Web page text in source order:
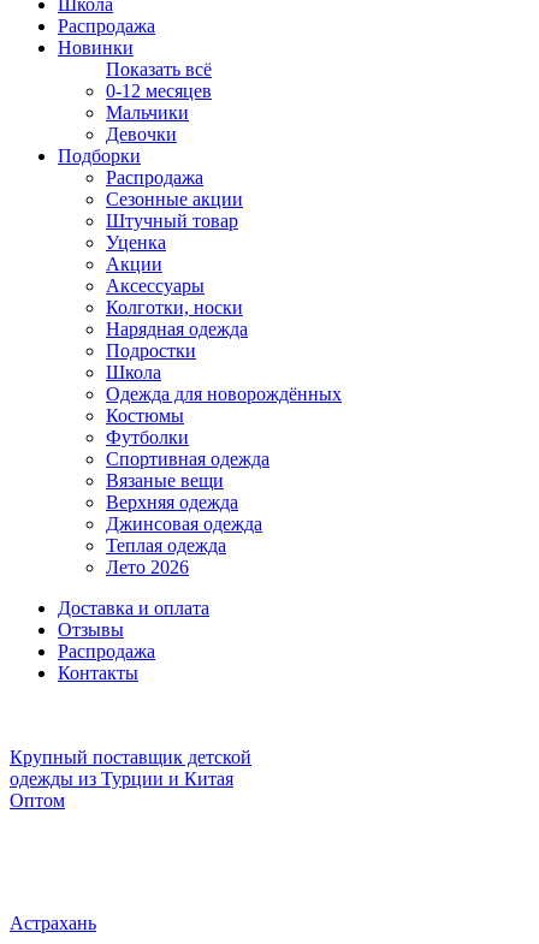
Школа
Распродажа
Новинки
Показать всё
0-12 месяцев
Мальчики
Девочки
Подборки
Распродажа
Сезонные акции
Штучный товар
Уценка
Акции
Аксессуары
Колготки, носки
Нарядная одежда
Подростки
Школа
Одежда для новорождённых
Костюмы
Футболки
Спортивная одежда
Вязаные вещи
Верхняя одежда
Джинсовая одежда
Теплая одежда
Лето 2026
Доставка и оплата
Отзывы
Распродажа
Контакты
Крупный поставщик детской
одежды из Турции и Китая
Оптом
Астрахань